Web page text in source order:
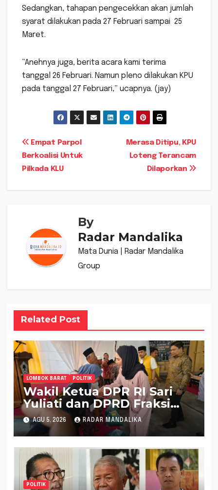
Sedangkan, tahapan pengecekkan akan jumlah
syarat dilakukan pada 27 Februari sampai 25
Maret.
“Anehnya juga, berita acara kami terima
tanggal 26 Februari. Namun pleno dilakukan KPU
pada tanggal 27 Februari,” ucapnya. (jay)
Navigasi
pos
Merasa Ditipu, KPU
Loteng Terancam
Dilaporkan
Empat Parpol
Berkoalisi Untuk
Pilkada KLU
By
Radar Mandalika
Mata Dunia | Radar Mandalika
Group
Related Post
LOMBOK BARAT POLITIK
Wakil Ketua DPR RI Sari
Yuliati dan DPRD Fraksi
Golkar Kolaborasi
Alokasikan Ratusan Unit
Bantuan RTLH
AGU 5, 2026 RADAR MANDALIKA
POLITIK